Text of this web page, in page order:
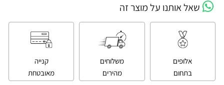
שאל אותנו על מוצר זה
אלופים
בתחום
משלוחים
מהירים
קנייה
מאובטחת